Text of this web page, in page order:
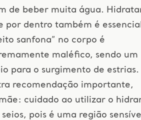
de beber muita água.
por dentro também é
sanfona” no corpo é
maléfico, sendo um
para o surgimento de estrias.
recomendação importante,
cuidado ao utilizar o
seios, pois é uma região